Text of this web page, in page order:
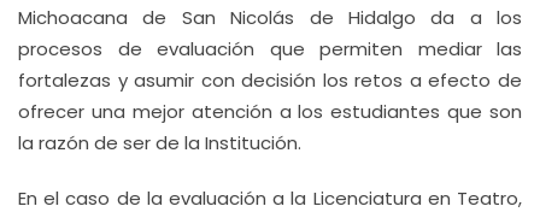
Michoacana de San Nicolás de Hidalgo da a los
procesos de evaluación que permiten mediar las
fortalezas y asumir con decisión los retos a efecto de
ofrecer una mejor atención a los estudiantes que son
la razón de ser de la Institución.
En el caso de la evaluación a la Licenciatura en Teatro,